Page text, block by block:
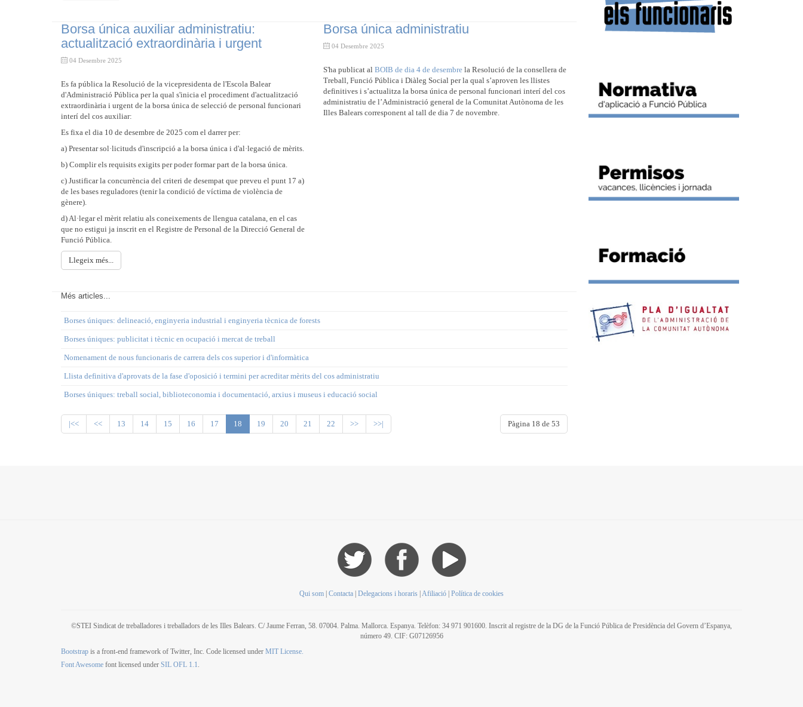
Borsa única auxiliar administratiu:
actualització extraordinària i urgent
04 Desembre 2025
Es fa pública la Resolució de la vicepresidenta de l'Escola Balear
d'Administració Pública per la qual s'inicia el procediment d'actualització
extraordinària i urgent de la borsa única de selecció de personal funcionari
interí del cos auxiliar:
Es fixa el dia 10 de desembre de 2025 com el darrer per:
a) Presentar sol·licituds d'inscripció a la borsa única i d'al·legació de mèrits.
b) Complir els requisits exigits per poder formar part de la borsa única.
c) Justificar la concurrència del criteri de desempat que preveu el punt 17 a)
de les bases reguladores (tenir la condició de víctima de violència de
gènere).
d) Al·legar el mèrit relatiu als coneixements de llengua catalana, en el cas
que no estigui ja inscrit en el Registre de Personal de la Direcció General de
Funció Pública.
Llegeix més...
Borsa única administratiu
04 Desembre 2025
S'ha publicat al BOIB de dia 4 de desembrela Resolució de la consellera de
Treball, Funció Pública i Diàleg Social per la qual s’aproven les llistes
definitives i s’actualitza la borsa única de personal funcionari interí del cos
administratiu de l’Administració general de la Comunitat Autònoma de les
Illes Balears corresponent al tall de dia 7 de novembre.
Més articles...
Borses úniques: delineació, enginyeria industrial i enginyeria tècnica de forests
Borses úniques: publicitat i tècnic en ocupació i mercat de treball
Nomenament de nous funcionaris de carrera dels cos superior i d'informàtica
Llista definitiva d'aprovats de la fase d'oposició i termini per acreditar mèrits del cos administratiu
Borses úniques: treball social, biblioteconomia i documentació, arxius i museus i educació social
Pàgina 18 de 53
|<< << 13 14 15 16 17 18 19 20 21 22 >> >>|
Qui som Contacta Delegacions i horaris Afiliació Política de cookies
©STEI Sindicat de treballadores i treballadors de les Illes Balears. C/ Jaume Ferran, 58. 07004. Palma. Mallorca. Espanya. Telèfon: 34 971 901600. Inscrit al registre de la DG de la Funció Pública de Presidència del Govern d’Espanya,
número 49. CIF: G07126956
Bootstrap is a front-end framework of Twitter, Inc. Code licensed under MIT License.
Font Awesome font licensed under SIL OFL 1.1.